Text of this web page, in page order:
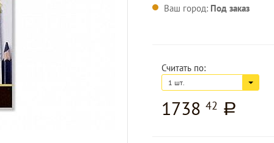
Ваш город: Под заказ
Считать по:
1 шт.
1738 42 a